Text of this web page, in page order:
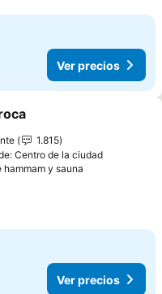
Ver precios
a favoritos
1.815
Centro de la ciudad
hammam y sauna
Ver precios